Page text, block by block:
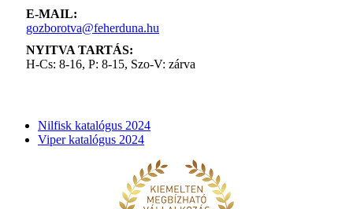
E-MAIL:
gozborotva@feherduna.hu
NYITVA TARTÁS:
H-Cs: 8-16, P: 8-15, Szo-V: zárva
Nilfisk katalógus 2024
Viper katalógus 2024